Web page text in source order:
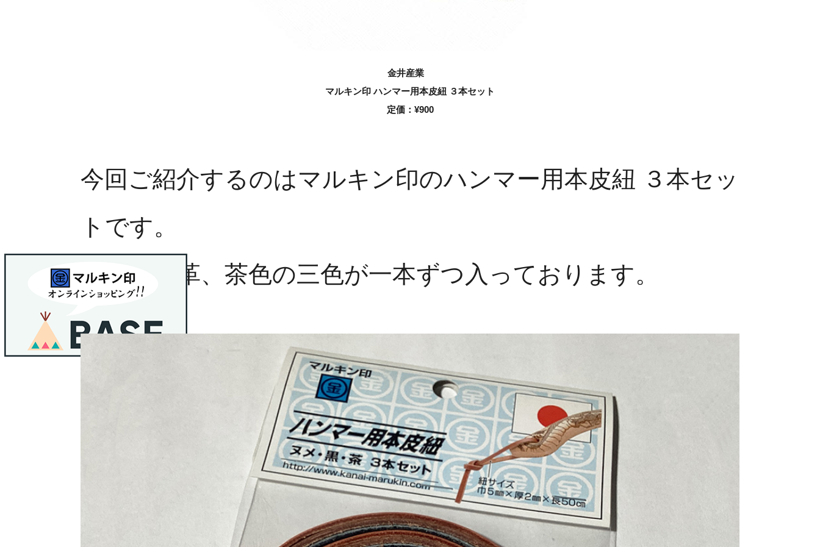
金井産業
マルキン印 ハンマー用本皮紐 ３本セット
定価： ¥900
今回ご紹介するのはマルキン印のハンマー用本皮紐 ３本セッ
トです。
黒、ヌメ革、茶色の三色が一本ずつ入っております。